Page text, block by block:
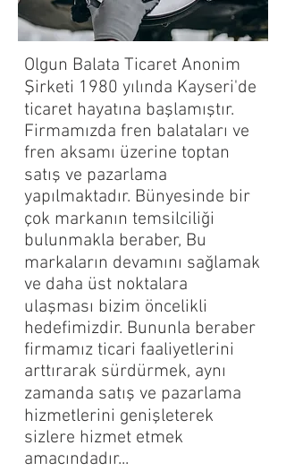
Olgun Balata Ticaret Anonim
Şirketi 1980 yılında Kayseri'de
ticaret hayatına başlamıştır.
Firmamızda fren balataları ve
fren aksamı üzerine toptan
satış ve pazarlama
yapılmaktadır. Bünyesinde bir
çok markanın temsilciliği
bulunmakla beraber, Bu
markaların devamını sağlamak
ve daha üst noktalara
ulaşması bizim öncelikli
hedefimizdir. Bununla beraber
firmamız ticari faaliyetlerini
arttırarak sürdürmek, aynı
zamanda satış ve pazarlama
hizmetlerini genişleterek
sizlere hizmet etmek
amacındadır...